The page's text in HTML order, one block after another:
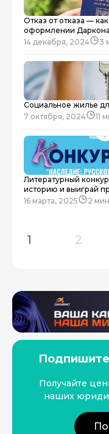
14 декабря, 2024 3
Отказ от отказа —
оформлении
7 октября, 2024 11
Социальное жилье
16 марта, 2025 2 мин
Литературный
историю и выиграй
1 2
Получайте
наших